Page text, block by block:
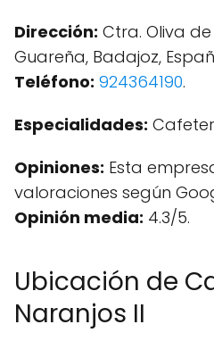
Dirección: Ctra. Oliva
Guareña, Badajoz,
Teléfono: 924364190.
Especialidades:
Opiniones: Esta
valoraciones según
Opinión media: 4.3/5.
Ubicación de
Naranjos II